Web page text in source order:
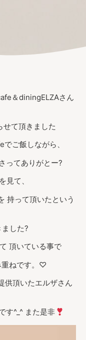
＆diningELZAさん
て頂きました
ご飯しながら、
ってありがとー?
見て、
持って頂いたという
した?
頂いている事で
重ねです。♡
供頂いたエルザさん
す^_^ また是非